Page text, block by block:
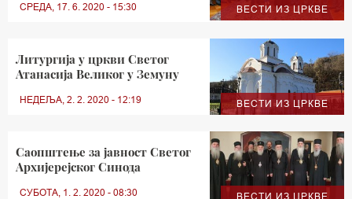
ВЕСТИ ИЗ ЦРКВЕ
СРЕДА, 17. 6. 2020 - 15:30
ВЕСТИ ИЗ ЦРКВЕ
Литургија у цркви Светог
Атанасија Великог у Земуну
НЕДЕЉА, 2. 2. 2020 - 12:19
ВЕСТИ ИЗ ЦРКВЕ
Саопштење за јавност Светог
Архијерејског Синода
СУБОТА, 1. 2. 2020 - 08:30